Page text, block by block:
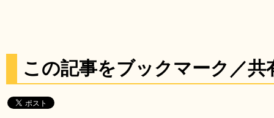
この記事をブックマーク／共